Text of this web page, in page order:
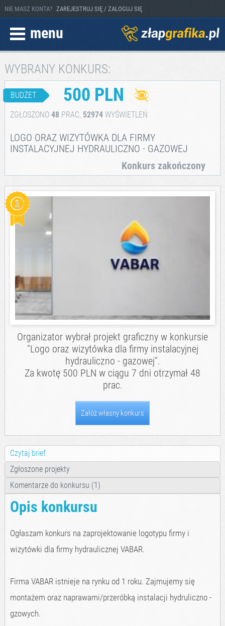
NIE MASZ KONTA? ZAREJESTRUJ SIĘ / ZALOGUJ SIĘ
menu
WYBRANY KONKURS:
BUDŻET 500 PLN
ZGŁOSZONO 48PRAC, 52974WYŚWIETLEŃ
LOGO ORAZ WIZYTÓWKA DLA FIRMY
INSTALACYJNEJ HYDRAULICZNO - GAZOWEJ
Konkurs zakończony
Organizator wybrał projekt graficzny w konkursie
"Logo oraz wizytówka dla firmy instalacyjnej
hydrauliczno - gazowej".
Za kwotę 500 PLN w ciągu 7 dni otrzymał 48
prac.
Załóż własny konkurs
Czytaj brief
Zgłoszone projekty
Komentarze do konkursu (1)
Opis konkursu
Ogłaszam konkurs na zaprojektowanie logotypu firmy i
wizytówki dla firmy hydraulicznej VABAR.
Firma VABAR istnieje na rynku od 1 roku. Zajmujemy się
montażem oraz naprawami/przeróbką instalacji hydruliczno -
gzowych.